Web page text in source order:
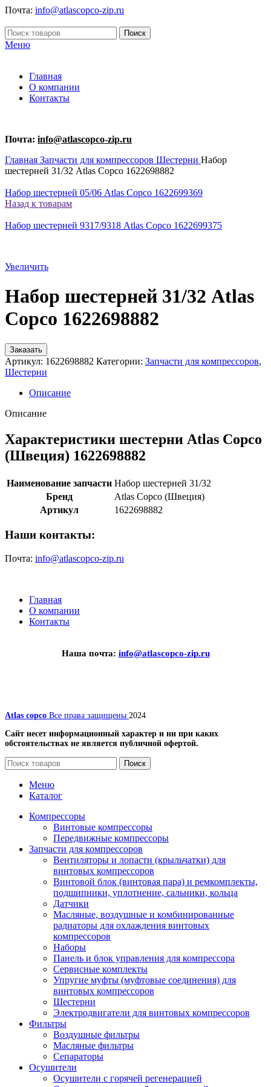
Почта: info@atlascopco-zip.ru
Поиск
Меню
Главная
О компании
Контакты
Почта: info@atlascopco-zip.ru
Главная Запчасти для компрессоров Шестерни Набор
шестерней 31/32 Atlas Copco 1622698882
Набор шестерней 05/06 Atlas Copco 1622699369
Назад к товарам
Набор шестерней 9317/9318 Atlas Copco 1622699375
Увеличить
Набор шестерней 31/32 Atlas
Copco 1622698882
Заказать
Артикул: 1622698882 Категории: Запчасти для компрессоров,
Шестерни
Описание
Описание
Характеристики шестерни Atlas Copco
(Швеция) 1622698882
Наименование запчасти Набор шестерней 31/32
Бренд
Atlas Copco (Швеция)
Артикул
1622698882
Наши контакты:
Почта: info@atlascopco-zip.ru
Главная
О компании
Контакты
Наша почта: info@atlascopco-zip.ru
Atlas copco Все права защищены 2024
Сайт несет информационный характер и ни при каких
обстоятельствах не является публичной офертой.
Поиск
Меню
Каталог
Компрессоры
Винтовые компрессоры
Передвижные компрессоры
Запчасти для компрессоров
Вентиляторы и лопасти (крыльчатки) для
винтовых компрессоров
Винтовой блок (винтовая пара) и ремкомплекты,
подшипники, уплотнение, сальники, кольца
Датчики
Масляные, воздушные и комбинированные
радиаторы для охлаждения винтовых
компрессоров
Наборы
Панель и блок управления для компрессора
Сервисные комплекты
Упругие муфты (муфтовые соединения) для
винтовых компрессоров
Шестерни
Электродвигатели для винтовых компрессоров
Фильтры
Воздушные фильтры
Масляные фильтры
Сепараторы
Осушители
Осушители с горячей регенерацией